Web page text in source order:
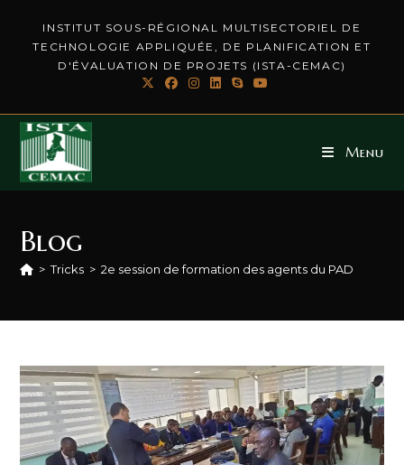
INSTITUT SOUS-RÉGIONAL MULTISECTORIEL DE
TECHNOLOGIE APPLIQUÉE, DE PLANIFICATION ET
D'ÉVALUATION DE PROJETS (ISTA-CEMAC)
Menu
Blog
> Tricks > 2e session de formation des agents du PAD